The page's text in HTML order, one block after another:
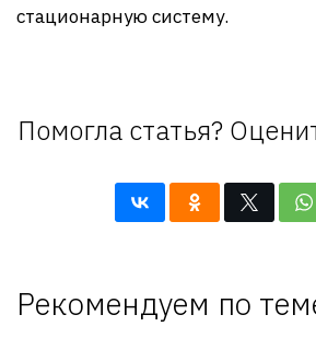
стационарную систему.
Помогла статья?
Рекомендуем по